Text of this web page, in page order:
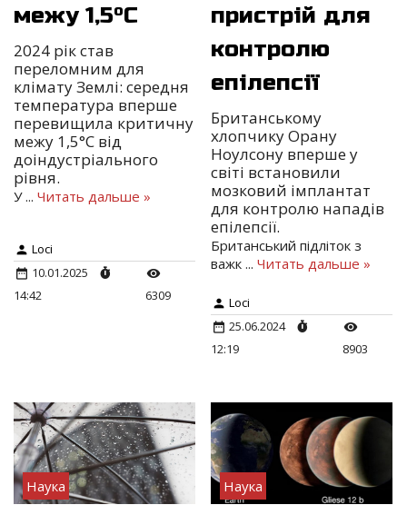
межу 1,5°C
2024 рік став
переломним для
клімату Землі: середня
температура вперше
перевищила критичну
межу 1,5°C від
доіндустріального
рівня.
У... Читать дальше »
Loci
10.01.2025
14:42
6309
пристрій для
контролю
епілепсії
Британському
хлопчику Орану
Ноулсону вперше у
світі встановили
мозковий імплантат
для контролю нападів
епілепсії.
Британський підліток з
важк...Читать дальше »
Loci
25.06.2024
12:19
8903
Наука Наука